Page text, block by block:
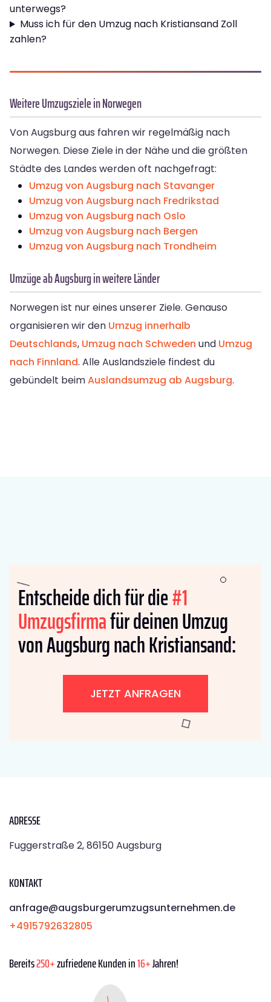
unterwegs?
Muss ich für den Umzug nach Kristiansand Zoll
zahlen?
Weitere Umzugsziele in Norwegen
Von Augsburg aus fahren wir regelmäßig nach
Norwegen. Diese Ziele in der Nähe und die größten
Städte des Landes werden oft nachgefragt:
Umzug von Augsburg nach Stavanger
Umzug von Augsburg nach Fredrikstad
Umzug von Augsburg nach Oslo
Umzug von Augsburg nach Bergen
Umzug von Augsburg nach Trondheim
Umzüge ab Augsburg in weitere Länder
Norwegen ist nur eines unserer Ziele. Genauso
organisieren wir den Umzug innerhalb
Deutschlands, Umzug nach Schweden und Umzug
nach Finnland. Alle Auslandsziele findest du
gebündelt beimAuslandsumzug ab Augsburg.
Entscheide dich für die#1
Umzugsfirmafür deinen Umzug
von Augsburg nach Kristiansand:
JETZT ANFRAGEN
ADRESSE
Fuggerstraße 2, 86150 Augsburg
KONTAKT
anfrage@augsburgerumzugsunternehmen.de
+4915792632805
Bereits250+zufriedene Kunden in16+Jahren!